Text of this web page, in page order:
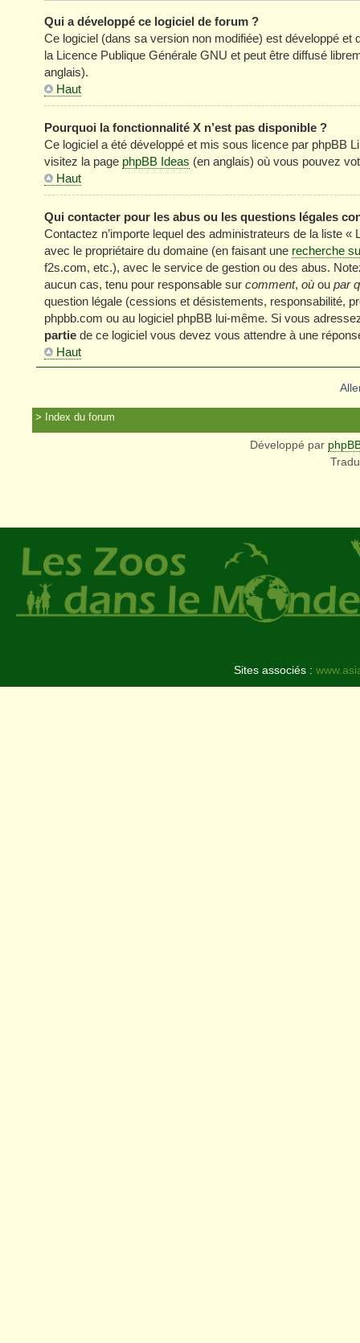
Qui a développé ce logiciel de forum ?
Ce logiciel (dans sa version non modifiée) est développé et
la Licence Publique Générale GNU et peut être diffusé
anglais).
Haut
Pourquoi la fonctionnalité X n’est pas disponible ?
Ce logiciel a été développé et mis sous licence par phpBB
visitez la page phpBB Ideas (en anglais) où vous pouvez
Haut
Qui contacter pour les abus ou les questions légales
Contactez n’importe lequel des administrateurs de la liste
avec le propriétaire du domaine (en faisant une recherche
f2s.com, etc.), avec le service de gestion ou des abus.
aucun cas, tenu pour responsable sur comment, où ou par
question légale (cessions et désistements, responsabilité,
phpbb.com ou au logiciel phpBB lui-même. Si vous
partie de ce logiciel vous devez vous attendre à une
Haut
Index du forum
Développé par
Sites associés :